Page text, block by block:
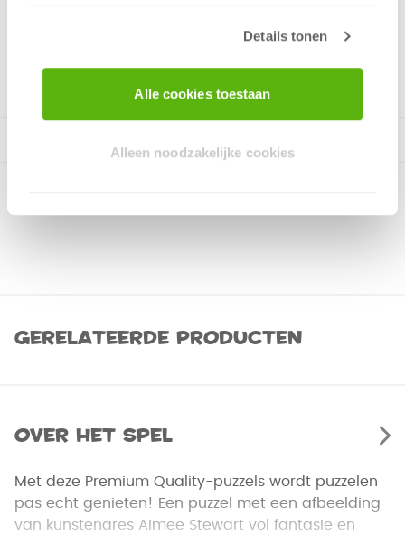
Details tonen
Alle cookies toestaan
Alleen noodzakelijke cookies
Gerelateerde producten
Over het spel
Met deze Premium Quality-puzzels wordt puzzelen
pas echt genieten! Een puzzel met een afbeelding
van kunstenares Aimee Stewart vol fantasie en